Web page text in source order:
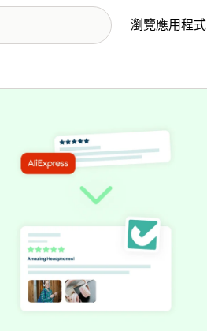
瀏覽應用程式